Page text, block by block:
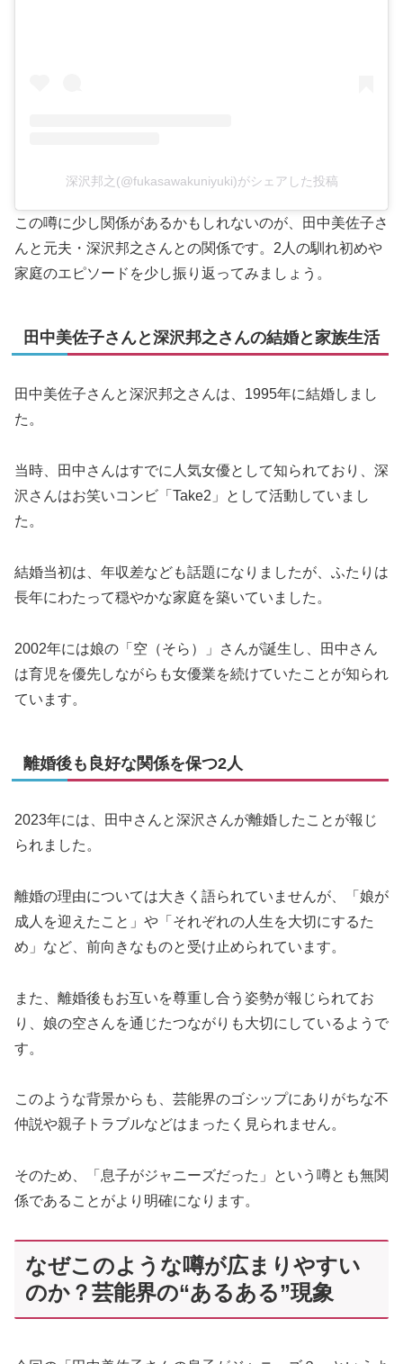
深沢邦之(@fukasawakuniyuki)がシェアした投稿
この噂に少し関係があるかもしれないのが、田中美佐子さ
んと元夫・深沢邦之さんとの関係です。2人の馴れ初めや
家庭のエピソードを少し振り返ってみましょう。
田中美佐子さんと深沢邦之さんの結婚と家族生活
田中美佐子さんと深沢邦之さんは、1995年に結婚しまし
た。
当時、田中さんはすでに人気女優として知られており、深
沢さんはお笑いコンビ「Take2」として活動していまし
た。
結婚当初は、年収差なども話題になりましたが、ふたりは
長年にわたって穏やかな家庭を築いていました。
2002年には娘の「空（そら）」さんが誕生し、田中さん
は育児を優先しながらも女優業を続けていたことが知られ
ています。
離婚後も良好な関係を保つ2人
2023年には、田中さんと深沢さんが離婚したことが報じ
られました。
離婚の理由については大きく語られていませんが、「娘が
成人を迎えたこと」や「それぞれの人生を大切にするた
め」など、前向きなものと受け止められています。
また、離婚後もお互いを尊重し合う姿勢が報じられてお
り、娘の空さんを通じたつながりも大切にしているようで
す。
このような背景からも、芸能界のゴシップにありがちな不
仲説や親子トラブルなどはまったく見られません。
そのため、「息子がジャニーズだった」という噂とも無関
係であることがより明確になります。
なぜこのような噂が広まりやすい
のか？芸能界の“あるある”現象